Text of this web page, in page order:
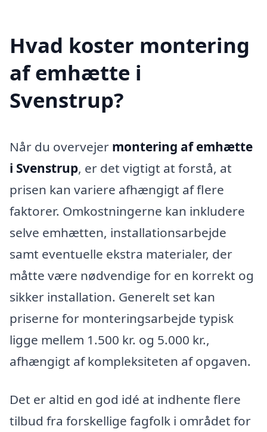
Hvad koster montering
af emhætte i
Svenstrup?
Når du overvejer montering af emhætte
i Svenstrup, er det vigtigt at forstå, at
prisen kan variere afhængigt af flere
faktorer. Omkostningerne kan inkludere
selve emhætten, installationsarbejde
samt eventuelle ekstra materialer, der
måtte være nødvendige for en korrekt og
sikker installation. Generelt set kan
priserne for monteringsarbejde typisk
ligge mellem 1.500 kr. og 5.000 kr.,
afhængigt af kompleksiteten af opgaven.
Det er altid en god idé at indhente flere
tilbud fra forskellige fagfolk i området for